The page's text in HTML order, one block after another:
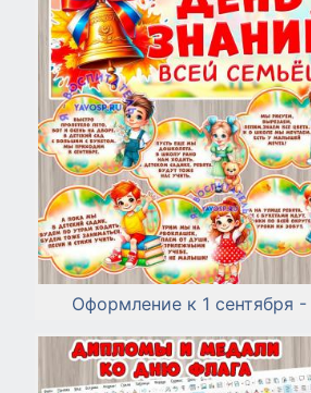
Оформление к 1 сентября